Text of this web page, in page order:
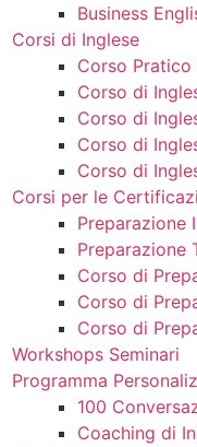
Business
Corsi di Inglese
Corso Pratico
Corso di
Corso di
Corso di
Corso di
Corsi per le
Preparazione
Preparazione
Corso di
Corso di
Corso di
Workshops Seminari
Programma
100
Coaching di